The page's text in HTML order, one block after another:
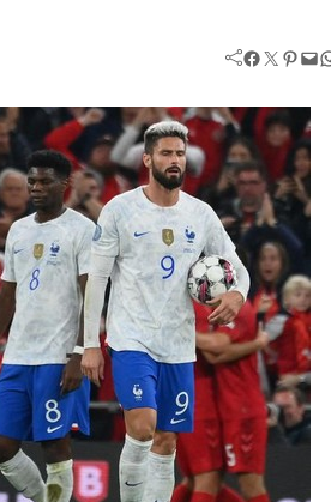
Facebook Twitter Pinterest Mail WhatsApp